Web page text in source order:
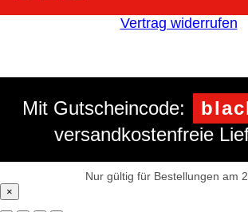
Vertrag widerrufen
Mit Gutscheincode:
versandkostenfreie
Nur gültig für Bestellungen am
×